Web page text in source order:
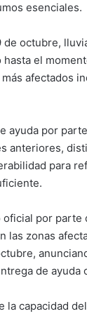
esenciales.
octubre,
el
afectados
ayuda por
anteriores,
para
por parte
zonas
de ayuda
capacidad